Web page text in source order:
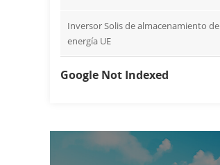
Inversor Solis de almacenamiento de
energía UE
Google Not Indexed